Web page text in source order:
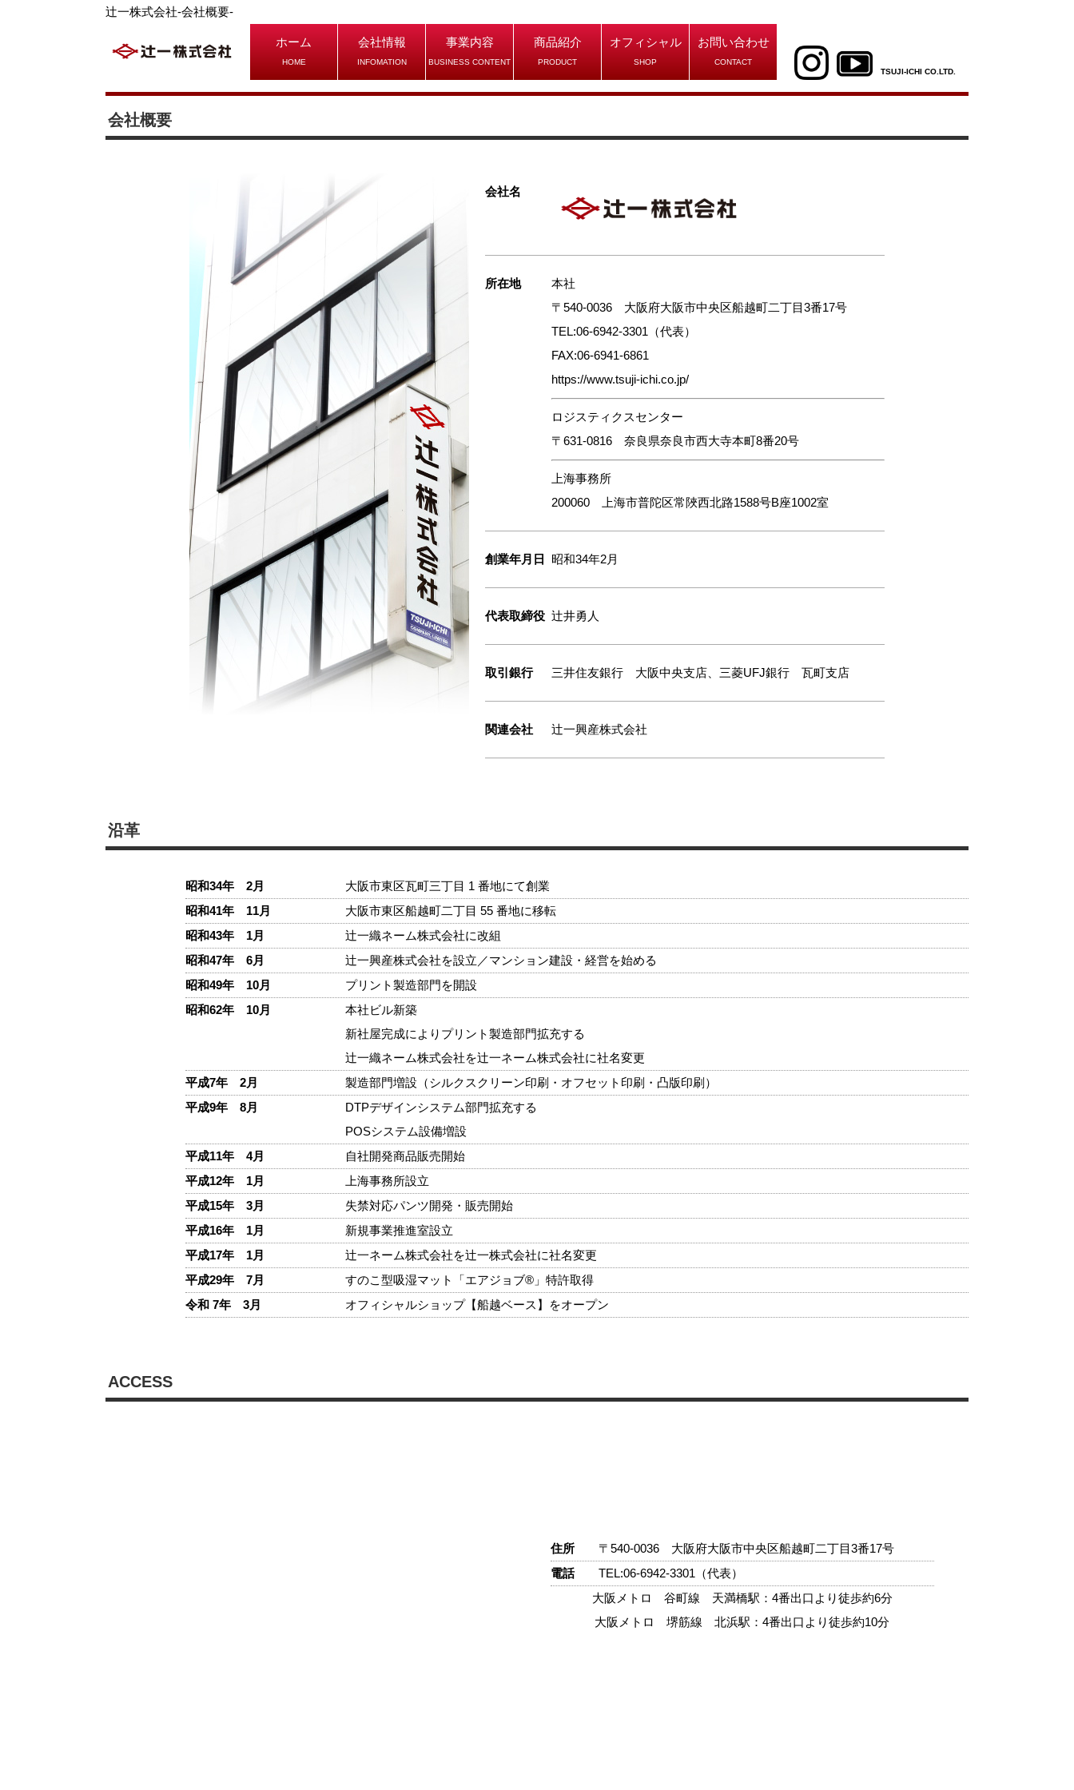
辻一株式会社-会社概要-
ホーム
HOME
会社情報
INFOMATION
事業内容
BUSINESS CONTENT
商品紹介
PRODUCT
オフィシャル
SHOP
お問い合わせ
CONTACT
TSUJI-ICHI CO.LTD.
会社概要
会社名
所在地
本社
〒540-0036 大阪府大阪市中央区船越町二丁目3番17号
TEL:06-6942-3301（代表）
FAX:06-6941-6861
https://www.tsuji-ichi.co.jp/
ロジスティクスセンター
〒631-0816 奈良県奈良市西大寺本町8番20号
上海事務所
200060 上海市普陀区常陜西北路1588号B座1002室
創業年月日 昭和34年2月
代表取締役 辻井勇人
取引銀行 三井住友銀行 大阪中央支店、三菱UFJ銀行 瓦町支店
関連会社 辻一興産株式会社
沿革
昭和34年 2月
大阪市東区瓦町三丁目 1 番地にて創業
昭和41年 11月
大阪市東区船越町二丁目 55 番地に移転
昭和43年 1月
辻一織ネーム株式会社に改組
昭和47年 6月
辻一興産株式会社を設立／マンション建設・経営を始める
昭和49年 10月
プリント製造部門を開設
昭和62年 10月
本社ビル新築
新社屋完成によりプリント製造部門拡充する
辻一織ネーム株式会社を辻一ネーム株式会社に社名変更
平成7年 2月
製造部門増設（シルクスクリーン印刷・オフセット印刷・凸版印刷）
平成9年 8月
DTPデザインシステム部門拡充する
POSシステム設備増設
平成11年 4月
自社開発商品販売開始
平成12年 1月
上海事務所設立
平成15年 3月
失禁対応パンツ開発・販売開始
平成16年 1月
新規事業推進室設立
平成17年 1月
辻一ネーム株式会社を辻一株式会社に社名変更
平成29年 7月
すのこ型吸湿マット「エアジョブ®」特許取得
令和 7年 3月
オフィシャルショップ【船越ベース】をオープン
ACCESS
住所
〒540-0036 大阪府大阪市中央区船越町二丁目3番17号
電話
TEL:06-6942-3301（代表）
大阪メトロ 谷町線 天満橋駅：4番出口より徒歩約6分
大阪メトロ 堺筋線 北浜駅：4番出口より徒歩約10分